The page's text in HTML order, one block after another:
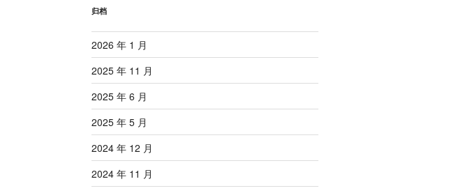
归档
2026 年 1 月
2025 年 11 月
2025 年 6 月
2025 年 5 月
2024 年 12 月
2024 年 11 月